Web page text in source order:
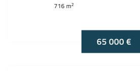
716 m2
65 000 €